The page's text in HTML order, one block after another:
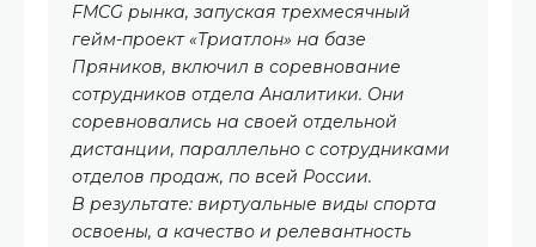
FMCG рынка, запуская трехмесячный
гейм-проект «Триатлон» на базе
Пряников, включил в соревнование
сотрудников отдела Аналитики. Они
соревновались на своей отдельной
дистанции, параллельно с сотрудниками
отделов продаж, по всей России.
В результате: виртуальные виды спорта
освоены, а качество и релевантность